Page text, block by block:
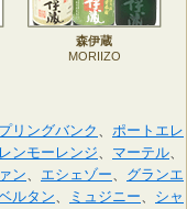
森伊蔵
MORIIZO
リングバンク 、 ポートエレ
ンモーレンジ、 マーテル、
ン、 エシェゾー、 グランエ
ルタン、 ミュジニー、 シャ